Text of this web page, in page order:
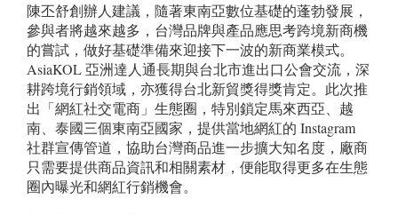
陳丕舒創辦人建議，隨著東南亞數位基礎的蓬勃發展，
參與者將越來越多，台灣品牌與產品應思考跨境新商機
的嘗試，做好基礎準備來迎接下一波的新商業模式。
AsiaKOL 亞洲達人通長期與台北市進出口公會交流，深
耕跨境行銷領域，亦獲得台北新貿獎得獎肯定。此次推
出「網紅社交電商」生態圈，特別鎖定馬來西亞、越
南、泰國三個東南亞國家，提供當地網紅的 Instagram
社群宣傳管道，協助台灣商品進一步擴大知名度，廠商
只需要提供商品資訊和相關素材，便能取得更多在生態
圈內曝光和網紅行銷機會。